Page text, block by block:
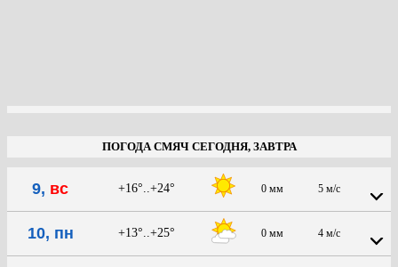
ПОГОДА СМЯЧ СЕГОДНЯ, ЗАВТРА
9, вс +16°..+24° 0 мм 5 м/с
10, пн +13°..+25° 0 мм 4 м/с